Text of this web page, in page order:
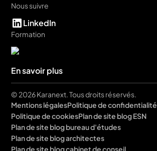
Nous suivre
LinkedIn
Formation
En savoir plus
© 2026 Karanext. Tous droits réservés.
Mentions légalesPolitique de confidentialité
Politique de cookiesPlan de site blog ESN
Plan de site blog bureau d'études
Plan de site blog architectes
Plan de site blog cabinet de conseil